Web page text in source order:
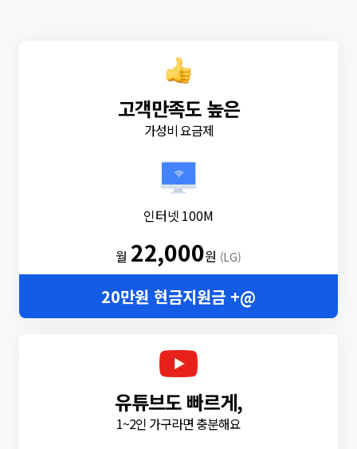
고객만족도 높은
가성비 요금제
인터넷 100M
월 22,000원 (LG)
20만원 현금지원금 +@
유튜브도 빠르게,
1~2인 가구라면 충분해요